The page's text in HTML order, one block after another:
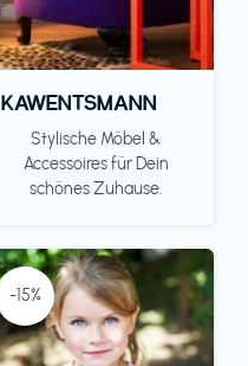
KAWENTSMANN
Stylische Möbel &
Accessoires für Dein
schönes Zuhause.
-15%